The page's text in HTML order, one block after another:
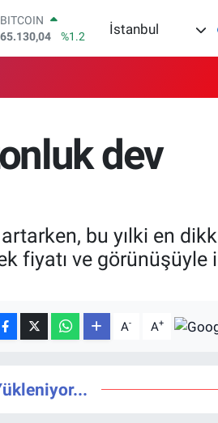
65.130,04
DOLAR
47,7106
%0.17
GRAM ALTIN
6648.99
%2.59
BİST100
İstanbul
dev
bu yılki en
fiyatı ve görünüşüyle
A- A+